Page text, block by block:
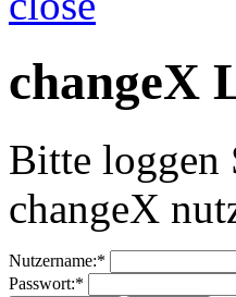
changeX
Bitte loggen
changeX
Nutzername:*
Passwort:*